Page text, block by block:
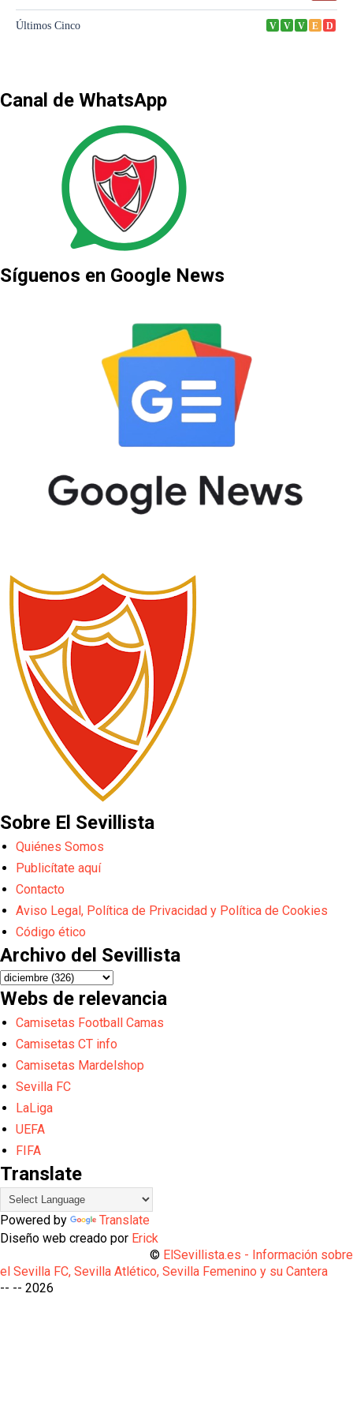
Canal de WhatsApp
Síguenos en Google News
Sobre El Sevillista
Quiénes Somos
Publicítate aquí
Contacto
Aviso Legal, Política de Privacidad y Política de Cookies
Código ético
Archivo del Sevillista
Webs de relevancia
Camisetas Football Camas
Camisetas CT info
Camisetas Mardelshop
Sevilla FC
LaLiga
UEFA
FIFA
Translate
Powered by
Translate
Diseño web creado por Erick
© ElSevillista.es - Información sobre
el Sevilla FC, Sevilla Atlético, Sevilla Femenino y su Cantera
-- -- 2026